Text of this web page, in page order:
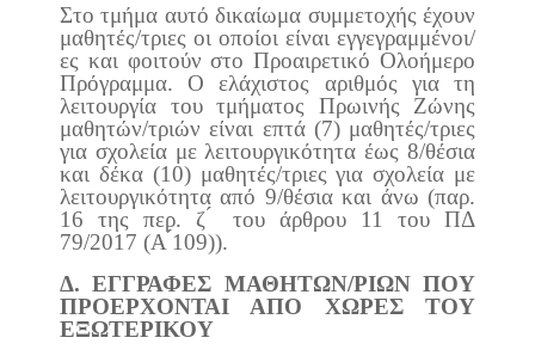
Στο τμήμα αυτό δικαίωμα συμμετοχής έχουν
μαθητές/τριες οι οποίοι είναι εγγεγραμμένοι/
ες και φοιτούν στο Προαιρετικό Ολοήμερο
Πρόγραμμα. Ο ελάχιστος αριθμός για τη
λειτουργία του τμήματος Πρωινής Ζώνης
μαθητών/τριών είναι επτά (7) μαθητές/τριες
για σχολεία με λειτουργικότητα έως 8/θέσια
και δέκα (10) μαθητές/τριες για σχολεία με
λειτουργικότητα από 9/θέσια και άνω (παρ.
16 της περ. ζ ́ του άρθρου 11 του ΠΔ
79/2017 (Α ́109)).
Δ. ΕΓΓΡΑΦΕΣ ΜΑΘΗΤΩΝ/ΡΙΩΝ ΠΟΥ
ΠΡΟΕΡΧΟΝΤΑΙ ΑΠΟ ΧΩΡΕΣ ΤΟΥ
ΕΞΩΤΕΡΙΚΟΥ